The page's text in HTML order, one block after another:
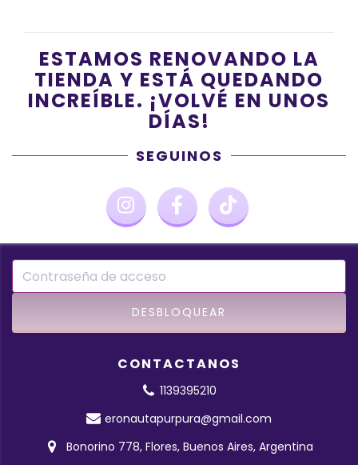
ESTAMOS RENOVANDO LA
TIENDA Y ESTÁ QUEDANDO
INCREÍBLE. ¡VOLVÉ EN UNOS
DÍAS!
SEGUINOS
CONTACTANOS
1139395210
eronautapurpura@gmail.com
Bonorino 778, Flores, Buenos Aires, Argentina